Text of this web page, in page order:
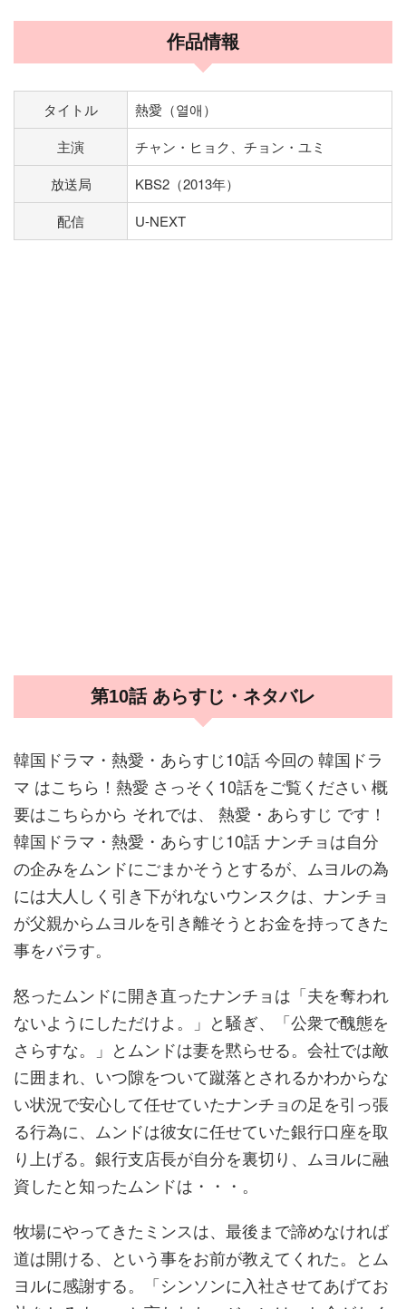
作品情報
タイトル
熱愛（열애）
主演
チャン・ヒョク、チョン・ユミ
放送局
KBS2（2013年）
配信
U-NEXT
第10話 あらすじ・ネタバレ
韓国ドラマ・熱愛・あらすじ10話 今回の 韓国ドラ
マ はこちら！熱愛 さっそく10話をご覧ください 概
要はこちらから それでは、 熱愛・あらすじ です！
韓国ドラマ・熱愛・あらすじ10話 ナンチョは自分
の企みをムンドにごまかそうとするが、ムヨルの為
には大人しく引き下がれないウンスクは、ナンチョ
が父親からムヨルを引き離そうとお金を持ってきた
事をバラす。
怒ったムンドに開き直ったナンチョは「夫を奪われ
ないようにしただけよ。」と騒ぎ、「公衆で醜態を
さらすな。」とムンドは妻を黙らせる。会社では敵
に囲まれ、いつ隙をついて蹴落とされるかわからな
い状況で安心して任せていたナンチョの足を引っ張
る行為に、ムンドは彼女に任せていた銀行口座を取
り上げる。銀行支店長が自分を裏切り、ムヨルに融
資したと知ったムンドは・・・。
牧場にやってきたミンスは、最後まで諦めなければ
道は開ける、という事をお前が教えてくれた。とム
ヨルに感謝する。「シンソンに入社させてあげてお